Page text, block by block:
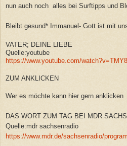
nun auch noch alles bei Surftipps und
Bleibt gesund* Immanuel- Gott ist mit
VATER; DEINE LIEBE
Quelle:youtube
https://www.youtube.com/
ZUM ANKLICKEN
Wer es möchte kann hier gern anklicken
DAS WORT ZUM TAG BEI MDR
Quelle:mdr sachsenradio
https://www.mdr.de/sachsenradio/